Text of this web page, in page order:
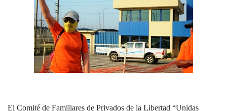
El Comité de Familiares de Privados de la Libertad “Unidas